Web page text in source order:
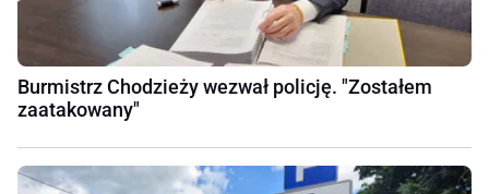
Burmistrz Chodzieży wezwał policję. "Zostałem
zaatakowany"